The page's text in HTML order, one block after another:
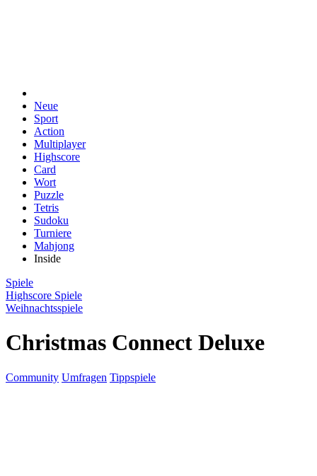
Neue
Sport
Action
Multiplayer
Highscore
Card
Wort
Puzzle
Tetris
Sudoku
Turniere
Mahjong
Inside
Spiele
Highscore Spiele
Weihnachtsspiele
Christmas Connect Deluxe
Community Umfragen Tippspiele